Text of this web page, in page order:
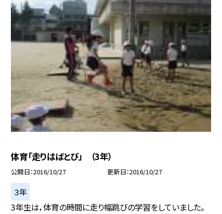
体育「走りはばとび」 （3年）
公開日 2016/10/27 更新日 2016/10/27
３年
3年生は，体育の時間に走り幅跳びの学習をしていました。